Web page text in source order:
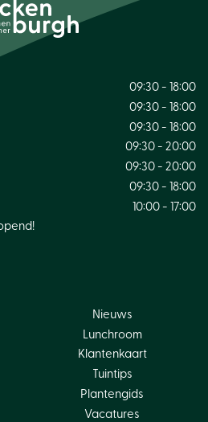
09:30 - 18:00
09:30 - 18:00
09:30 - 18:00
09:30 - 20:00
09:30 - 20:00
09:30 - 18:00
10:00 - 17:00
Nieuws
Lunchroom
Klantenkaart
Tuintips
Plantengids
Vacatures